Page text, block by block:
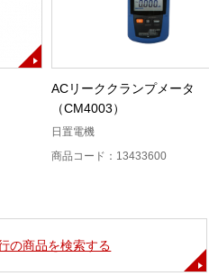
ACリーククランプメータ
（CM4003）
日置電機
商品コード：13433600
の商品を検索する